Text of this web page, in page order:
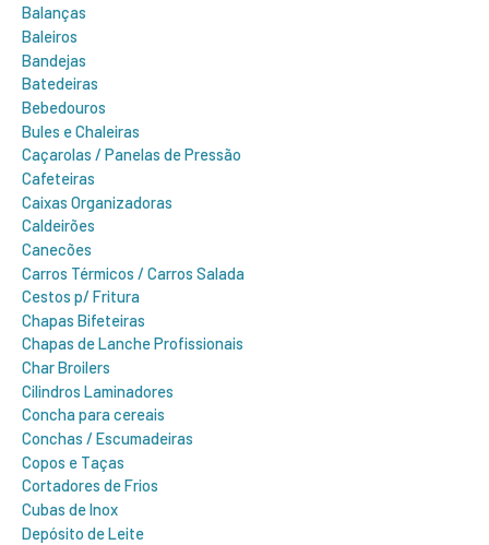
Balanças
Baleiros
Bandejas
Batedeiras
Bebedouros
Bules e Chaleiras
Caçarolas / Panelas de Pressão
Cafeteiras
Caixas Organizadoras
Caldeirões
Canecões
Carros Térmicos / Carros Salada
Cestos p/ Fritura
Chapas Bifeteiras
Chapas de Lanche Profissionais
Char Broilers
Cilindros Laminadores
Concha para cereais
Conchas / Escumadeiras
Copos e Taças
Cortadores de Frios
Cubas de Inox
Depósito de Leite